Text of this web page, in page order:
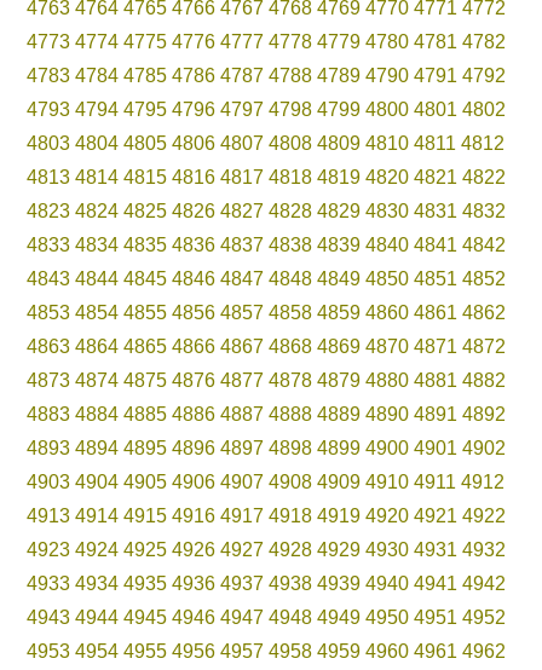
4763 4764 4765 4766 4767 4768 4769 4770 4771 4772
4773 4774 4775 4776 4777 4778 4779 4780 4781 4782
4783 4784 4785 4786 4787 4788 4789 4790 4791 4792
4793 4794 4795 4796 4797 4798 4799 4800 4801 4802
4803 4804 4805 4806 4807 4808 4809 4810 4811 4812
4813 4814 4815 4816 4817 4818 4819 4820 4821 4822
4823 4824 4825 4826 4827 4828 4829 4830 4831 4832
4833 4834 4835 4836 4837 4838 4839 4840 4841 4842
4843 4844 4845 4846 4847 4848 4849 4850 4851 4852
4853 4854 4855 4856 4857 4858 4859 4860 4861 4862
4863 4864 4865 4866 4867 4868 4869 4870 4871 4872
4873 4874 4875 4876 4877 4878 4879 4880 4881 4882
4883 4884 4885 4886 4887 4888 4889 4890 4891 4892
4893 4894 4895 4896 4897 4898 4899 4900 4901 4902
4903 4904 4905 4906 4907 4908 4909 4910 4911 4912
4913 4914 4915 4916 4917 4918 4919 4920 4921 4922
4923 4924 4925 4926 4927 4928 4929 4930 4931 4932
4933 4934 4935 4936 4937 4938 4939 4940 4941 4942
4943 4944 4945 4946 4947 4948 4949 4950 4951 4952
4953 4954 4955 4956 4957 4958 4959 4960 4961 4962